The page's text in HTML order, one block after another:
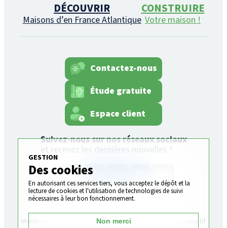
DÉCOUVRIR
Maisons d’en France Atlantique
CONSTRUIRE
Votre maison !
Suivez-nous sur nos réseaux sociaux
et recevez les dernières nouvelles !
Contactez-nous
Étude gratuite
Espace client
Mentions
Politique de
du
Dispositif
GESTION
Des cookies
En autorisant ces services tiers, vous acceptez le dépôt et la
lecture de cookies et l'utilisation de technologies de suivi
nécessaires à leur bon fonctionnement.
Non merci